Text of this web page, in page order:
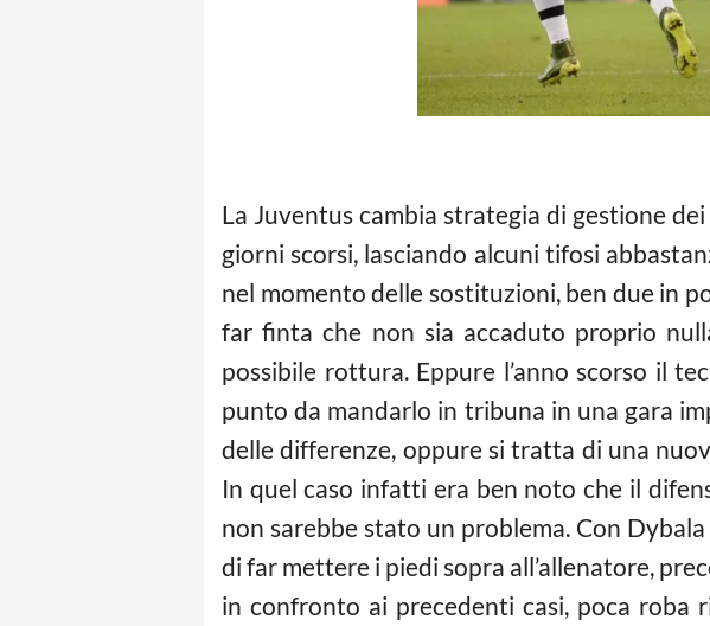
La Juventus cambia strategia di gestione dei
giorni scorsi, lasciando alcuni tifosi
nel momento delle sostituzioni, ben due in
far finta che non sia accaduto proprio
possibile rottura. Eppure l’anno scorso il
punto da mandarlo in tribuna in una gara
delle differenze, oppure si tratta di una
In quel caso infatti era ben noto che il
non sarebbe stato un problema. Con
di far mettere i piedi sopra all’allenatore,
in confronto ai precedenti casi, poca roba